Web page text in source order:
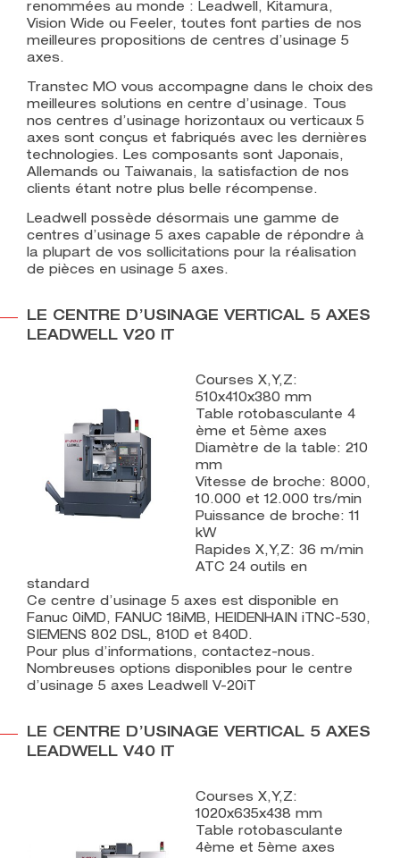
renommées au monde : Leadwell, Kitamura,
Vision Wide ou Feeler, toutes font parties de nos
meilleures propositions de centres d’usinage 5
axes.
Transtec MO vous accompagne dans le choix des
meilleures solutions en centre d’usinage. Tous
nos centres d’usinage horizontaux ou verticaux 5
axes sont conçus et fabriqués avec les dernières
technologies. Les composants sont Japonais,
Allemands ou Taiwanais, la satisfaction de nos
clients étant notre plus belle récompense.
Leadwell possède désormais une gamme de
centres d’usinage 5 axes capable de répondre à
la plupart de vos sollicitations pour la réalisation
de pièces en usinage 5 axes.
LE CENTRE D’USINAGE VERTICAL 5 AXES
LEADWELL V20 IT
Courses X,Y,Z:
510x410x380 mm
Table rotobasculante 4
ème et 5ème axes
Diamètre de la table: 210
mm
Vitesse de broche: 8000,
10.000 et 12.000 trs/min
Puissance de broche: 11
kW
Rapides X,Y,Z: 36 m/min
ATC 24 outils en
standard
Ce centre d’usinage 5 axes est disponible en
Fanuc 0iMD, FANUC 18iMB, HEIDENHAIN iTNC-530,
SIEMENS 802 DSL, 810D et 840D.
Pour plus d’informations, contactez-nous.
Nombreuses options disponibles pour le centre
d’usinage 5 axes Leadwell V-20iT
LE CENTRE D’USINAGE VERTICAL 5 AXES
LEADWELL V40 IT
Courses X,Y,Z:
1020x635x438 mm
Table rotobasculante
4ème et 5ème axes